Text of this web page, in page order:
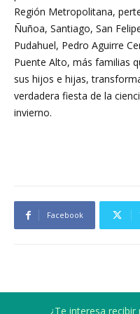
Región Metropolitana,
Ñuñoa, Santiago, San
Pudahuel, Pedro Aguirre
Puente Alto, más familias
sus hijos e hijas,
verdadera fiesta de la
invierno.
Facebook
¿Te interesa